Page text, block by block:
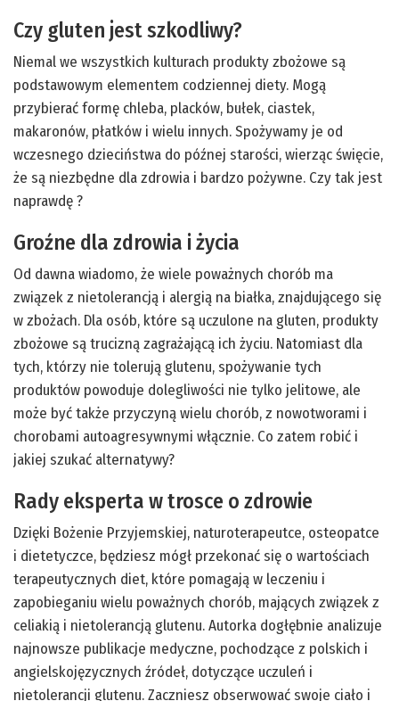
Czy gluten jest szkodliwy?
Niemal we wszystkich kulturach produkty zbożowe są
podstawowym elementem codziennej diety. Mogą
przybierać formę chleba, placków, bułek, ciastek,
makaronów, płatków i wielu innych. Spożywamy je od
wczesnego dzieciństwa do późnej starości, wierząc święcie,
że są niezbędne dla zdrowia i bardzo pożywne. Czy tak jest
naprawdę ?
Groźne dla zdrowia i życia
Od dawna wiadomo, że wiele poważnych chorób ma
związek z nietolerancją i alergią na białka, znajdującego się
w zbożach. Dla osób, które są uczulone na gluten, produkty
zbożowe są trucizną zagrażającą ich życiu. Natomiast dla
tych, którzy nie tolerują glutenu, spożywanie tych
produktów powoduje dolegliwości nie tylko jelitowe, ale
może być także przyczyną wielu chorób, z nowotworami i
chorobami autoagresywnymi włącznie. Co zatem robić i
jakiej szukać alternatywy?
Rady eksperta w trosce o zdrowie
Dzięki Bożenie Przyjemskiej, naturoterapeutce, osteopatce
i dietetyczce, będziesz mógł przekonać się o wartościach
terapeutycznych diet, które pomagają w leczeniu i
zapobieganiu wielu poważnych chorób, mających związek z
celiakią i nietolerancją glutenu. Autorka dogłębnie analizuje
najnowsze publikacje medyczne, pochodzące z polskich i
angielskojęzycznych źródeł, dotyczące uczuleń i
nietolerancji glutenu. Zaczniesz obserwować swoje ciało i